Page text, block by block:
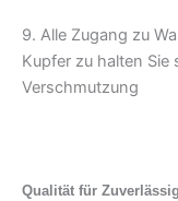
9. Alle Zugang zu
Kupfer zu halten
Verschmutzung
Qualität für